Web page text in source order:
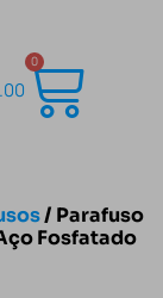
0
/ Parafuso
Fosfatado